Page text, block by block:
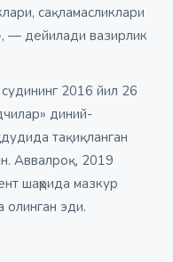
сақламасликлари
— дейилади вазирлик
2016 йил 26
диний-
тақиқланган
Аввалроқ, 2019
шаҳрида мазкур
олинган эди.